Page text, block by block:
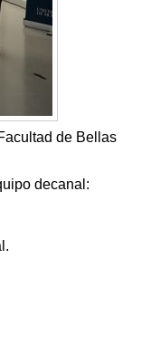
de Bellas
decanal: